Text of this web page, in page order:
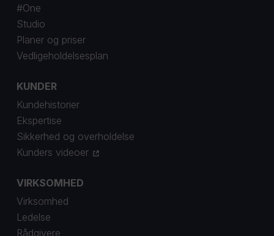
#One
Studio
Planer og priser
Vedligeholdelsesplan
KUNDER
Kundehistorier
Ekspertise
Sikkerhed og overholdelse
Kunders videoer
VIRKSOMHED
Virksomhed
Ledelse
Rådgivere